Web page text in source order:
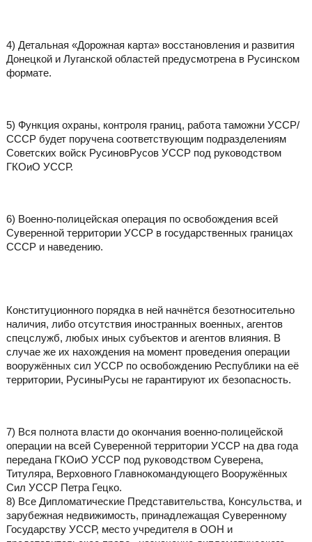
4) Детальная «Дорожная карта» восстановления и развития
Донецкой и Луганской областей предусмотрена в Русинском
формате.
5) Функция охраны, контроля границ, работа таможни УССР/
СССР будет поручена соответствующим подразделениям
Советских войск РусиновРусов УССР под руководством
ГКОиО УССР.
6) Военно-полицейская операция по освобождения всей
Суверенной территории УССР в государственных границах
СССР и наведению.
Конституционного порядка в ней начнётся безотносительно
наличия, либо отсутствия иностранных военных, агентов
спецслужб, любых иных субъектов и агентов влияния. В
случае же их нахождения на момент проведения операции
вооружённых сил УССР по освобождению Республики на её
территории, РусиныРусы не гарантируют их безопасность.
7) Вся полнота власти до окончания военно-полицейской
операции на всей Суверенной территории УССР на два года
передана ГКОиО УССР под руководством Суверена,
Титуляра, Верховного Главнокомандующего Вооружённых
Сил УССР Петра Гецко.
8) Все Дипломатические Представительства, Консульства, и
зарубежная недвижимость, принадлежащая Суверенному
Государству УССР, место учредителя в ООН и